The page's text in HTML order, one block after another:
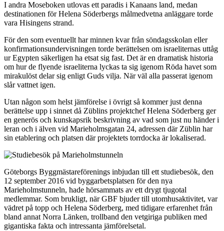
I andra Moseboken utlovas ett paradis i Kanaans land, medan
destinationen för Helena Söderbergs målmedvetna anläggare torde
vara Hisingens strand.
För den som eventuellt har minnen kvar från söndagsskolan eller
konfirmationsundervisningen torde berättelsen om israeliternas uttåg
ur Egypten säkerligen ha etsat sig fast. Det är en dramatisk historia
om hur de flyende israeliterna lyckas ta sig igenom Röda havet som
mirakulöst delar sig enligt Guds vilja. När väl alla passerat igenom
slår vattnet igen.
Utan någon som helst jämförelse i övrigt så kommer just denna
berättelse upp i sinnet då Züblins projektchef Helena Söderberg ger
en generös och kunskapsrik beskrivning av vad som just nu händer i
leran och i älven vid Marieholmsgatan 24, adressen där Züblin har
sin etablering och platsen där projektets torrdocka är lokaliserad.
Göteborgs Byggmästareförenings inbjudan till ett studiebesök, den
12 september 2016 vid byggarbetsplatsen för den nya
Marieholmstunneln, hade hörsammats av ett drygt tjugotal
medlemmar. Som brukligt, när GBF bjuder till utomhusaktivitet, var
vädret på topp och Helena Söderberg, med tidigare erfarenhet från
bland annat Norra Länken, trollband den vetgiriga publiken med
gigantiska fakta och intressanta jämförelsetal.